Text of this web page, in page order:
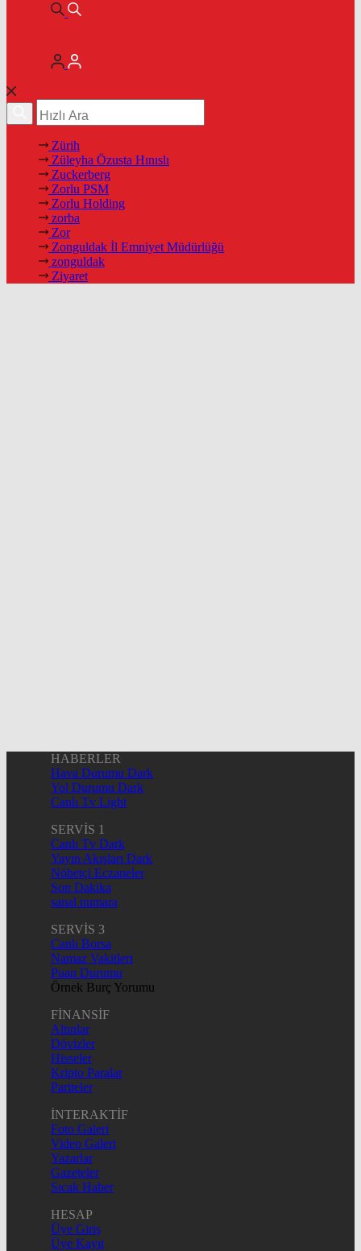
Zürih
Züleyha Özusta Hınıslı
Zuckerberg
Zorlu PSM
Zorlu Holding
zorba
Zor
Zonguldak İl Emniyet Müdürlüğü
zonguldak
Ziyaret
HABERLER
Hava Durumu Dark
Yol Durumu Dark
Canlı Tv Light
SERVİS 1
Canlı Tv Dark
Yayın Akışları Dark
Nöbetçi Eczaneler
Son Dakika
sanal numara
SERVİS 3
Canlı Borsa
Namaz Vakitleri
Puan Durumu
Örnek Burç Yorumu
FİNANSİF
Altınlar
Dövizler
Hisseler
Kripto Paralar
Pariteler
İNTERAKTİF
Foto Galeri
Video Galeri
Yazarlar
Gazeteler
Sıcak Haber
HESAP
Üye Giriş
Üye Kayıt